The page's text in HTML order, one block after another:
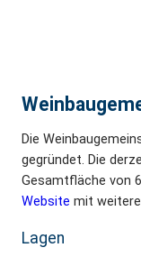
Die
gegründet. Die
Gesamtfläche von
Website mit
Lagen